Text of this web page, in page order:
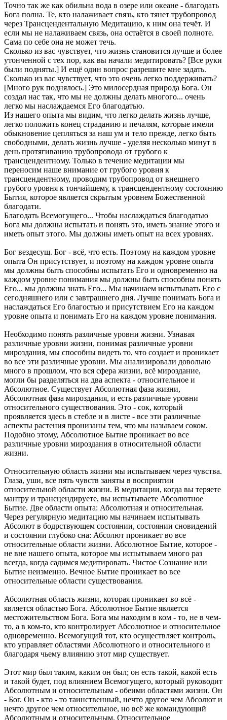
Точно так же как обильна вода в озере или океане - благодать
Бога полна. Те, кто налаживает связь, кто тянет трубопровод
через Трансцендентальную Медитацию, к ним она течёт. И
если мы не налаживаем связь, она остаётся в своей полноте.
Сама по себе она не может течь.
Сколько из вас чувствует, что жизнь становится лучше и более
утонченной с тех пор, как вы начали медитировать? [Все руки
были подняты.] И ещё один вопрос разрешите мне задать.
Сколько из вас чувствует, что это очень легко поддерживать?
[Много рук поднялось.] Это милосердная природа Бога. Он
создал нас так, что мы не должны делать многого... очень
легко мы наслаждаемся Его благодатью.
Из нашего опыта мы видим, что легко делать жизнь лучше,
легко положить конец страданию и печалям, которые имели
обыкновение цепляться за наш ум и тело прежде, легко быть
свободными, делать жизнь лучше - уделяя несколько минут в
день протягиванию трубопровода от грубого к
трансцендентному. Только в течение медитации мы
переносим наше внимание от грубого уровня к
трансцендентному, проводим трубопровод от внешнего
грубого уровня к тончайшему, к трансцендентному состоянию
Бытия, которое является скрытым уровнем Божественной
благодати.
Благодать Всемогущего... Чтобы наслаждаться благодатью
Бога мы должны испытать и понять это, иметь знание этого и
иметь опыт этого. Мы должны иметь опыт на всех уровнях.
Бог вездесущ. Бог - всё, что есть. Поэтому на каждом уровне
опыта Он присутствует, и поэтому на каждом уровне опыта
мы должны быть способны испытать Его и одновременно на
каждом уровне понимания мы должны быть способны понять
Его... мы должны знать Его... Мы начинаем испытывать Его с
сегодняшнего или с завтрашнего дня. Лучше понимать Бога и
наслаждаться Его благостью и присутствием Его на каждом
уровне опыта и понимать Его на каждом уровне понимания.
Необходимо понять различные уровни жизни. Узнавая
различные уровни жизни, понимая различные уровни
мироздания, мы способны видеть то, что создает и проникает
во все эти различные уровни. Мы анализировали довольно
много в прошлом, что вся сфера жизни, всё мироздание,
могли бы разделяться на два аспекта - относительное и
Абсолютное. Существует Абсолютная фаза жизни,
Абсолютная фаза мироздания, и есть различные уровни
относительного существования. Это - сок, который
проявляется здесь в стебле и в листе - все эти различные
аспекты растения пронизаны тем, что мы называем соком.
Подобно этому, Абсолютное Бытие проникает во все
различные уровни мироздания в относительной области
жизни.
Относительную область жизни мы испытываем через чувства.
Глаза, уши, все пять чувств заняты в восприятии
относительной области жизни. В медитации, когда вы теряете
мантру и трансцендируете, вы испытываете Абсолютное
Бытие. Две области опыта: Абсолютная и относительная.
Через регулярную медитацию мы начинаем испытывать
Абсолют в бодрствующем состоянии, состоянии сновидений
и состоянии глубоко сна: Абсолют проникает во все
относительные области жизни. Абсолютное Бытие, которое -
не вне нашего опыта, которое мы испытываем много раз
всегда, когда садимся медитировать. Чистое Сознание или
Бытие неизменно. Вечное Бытие проникает во все
относительные области существования.
Абсолютная область жизни, которая проникает во всё -
является областью Бога. Абсолютное Бытие является
местожительством Бога. Бога мы находим в ком - то, не в чем-
то, а в ком-то, кто контролирует Абсолютное и относительное
одновременно. Всемогущий тот, кто осуществляет контроль,
кто управляет областями Абсолютного и относительного и
благодаря чьему влиянию этот мир существует.
Этот мир был таким, каким он был; он есть такой, какой есть
и такой будет, под влиянием Всемогущего, который руководит
Абсолютным и относительным - обеими областями жизни. Он
- Бог. Он - кто - то таинственный, нечто другое чем Абсолют и
нечто другое чем относительное, но всё же командующий
Абсолютным и относительным. Относительное